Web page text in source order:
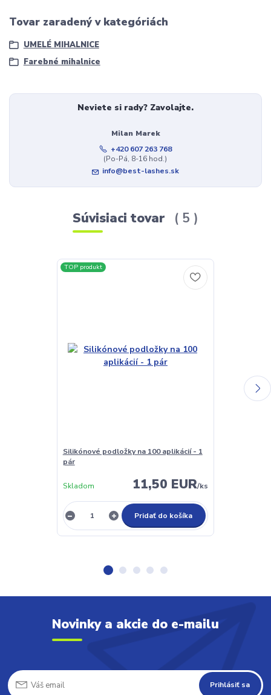
Tovar zaradený v kategóriách
UMELÉ MIHALNICE
Farebné mihalnice
Neviete si rady? Zavolajte.
Milan Marek
+420 607 263 768
(Po-Pá, 8-16 hod.)
info@best-lashes.sk
Súvisiaci tovar 5
TOP produkt
Silikónové podložky na 100 aplikácií - 1
pár
11,50 EUR/ks
Skladom
Pridať do košíka
Novinky a akcie do e-mailu
Prihlásiť sa